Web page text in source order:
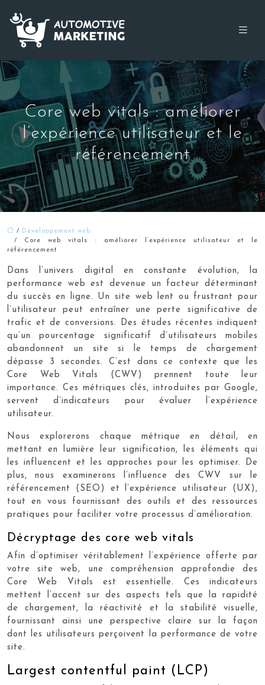
Core web vitals : améliorer
l’expérience utilisateur et le
référencement
/
Développement web
/ Core web vitals : améliorer l’expérience utilisateur et le
référencement
Dans l’univers digital en constante évolution, la
performance web est devenue un facteur déterminant
du succès en ligne. Un site web lent ou frustrant pour
l’utilisateur peut entraîner une perte significative de
trafic et de conversions. Des études récentes indiquent
qu’un pourcentage significatif d’utilisateurs mobiles
abandonnent un site si le temps de chargement
dépasse 3 secondes. C’est dans ce contexte que les
Core Web Vitals (CWV) prennent toute leur
importance. Ces métriques clés, introduites par Google,
servent d’indicateurs pour évaluer l’expérience
utilisateur.
Nous explorerons chaque métrique en détail, en
mettant en lumière leur signification, les éléments qui
les influencent et les approches pour les optimiser. De
plus, nous examinerons l’influence des CWV sur le
référencement (SEO) et l’expérience utilisateur (UX),
tout en vous fournissant des outils et des ressources
pratiques pour faciliter votre processus d’amélioration.
Décryptage des core web vitals
Afin d’optimiser véritablement l’expérience offerte par
votre site web, une compréhension approfondie des
Core Web Vitals est essentielle. Ces indicateurs
mettent l’accent sur des aspects tels que la rapidité
de chargement, la réactivité et la stabilité visuelle,
fournissant ainsi une perspective claire sur la façon
dont les utilisateurs perçoivent la performance de votre
site.
Largest contentful paint (LCP)